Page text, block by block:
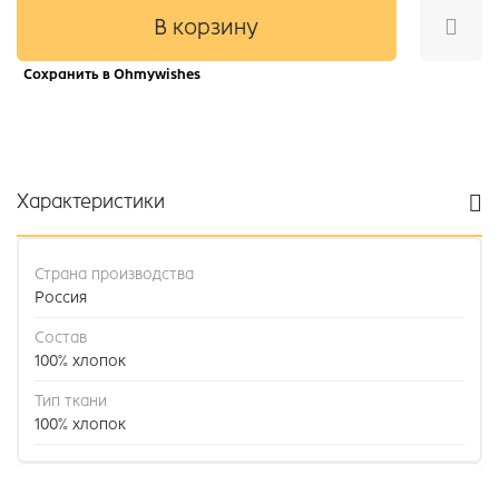
В корзину
Сохранить в Ohmywishes
Характеристики
Страна производства
Россия
Состав
100% хлопок
Тип ткани
100% хлопок